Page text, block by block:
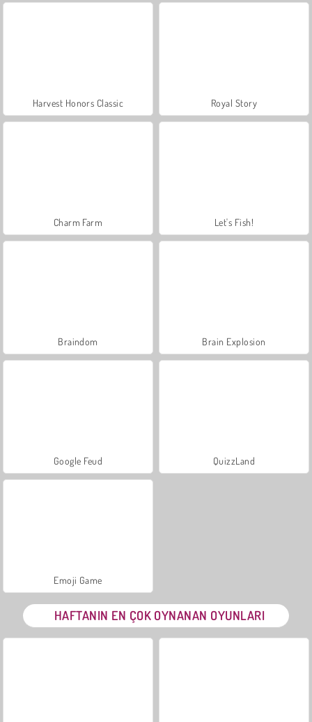
Harvest Honors Classic Royal Story
Charm Farm Let's Fish!
Braindom Brain Explosion
Google Feud QuizzLand
Emoji Game
HAFTANIN EN ÇOK OYNANAN OYUNLARI